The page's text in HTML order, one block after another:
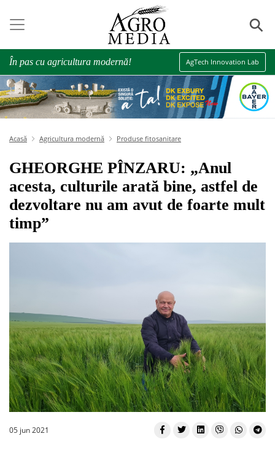
⚲
În pas cu agricultura modernă! AgTech Innovation Lab
Acasă Agricultura modernă Produse fitosanitare
GHEORGHE PÎNZARU: „Anul
acesta, culturile arată bine, astfel de
dezvoltare nu am avut de foarte mult
timp”
05 jun 2021